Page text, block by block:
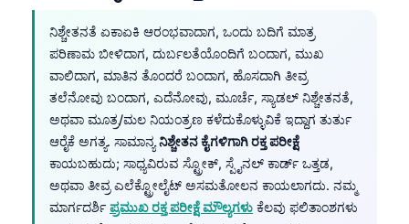
ನಿಶ್ಚೇತನತೆ ಏಕಾಏಕಿ ಆರಂಭವಾದಾಗ, ಒಂದು ಬದಿಗೆ ಮಾತ್ರ
ಪರಿಣಾಮ ಬೀಳಿದಾಗ, ದುರ್ಬಲತೆಯೊಂದಿಗೆ ಬಂದಾಗ, ಮುಖ
ವಾಲಿದಾಗ, ಮಾತಿನ ತೊಂದರೆ ಬಂದಾಗ, ಹೊಸದಾಗಿ ತೀವ್ರ
ತಲೆನೋವು ಬಂದಾಗ, ಎದೆನೋವು, ಮೂರ್ಚೆ, ಸ್ಯಾಡಲ್ ನಿಶ್ಚೇತನತೆ,
ಅಥವಾ ಮೂತ್ರ/ಮಲ ನಿಯಂತ್ರಣ ಕಳೆದುಕೊಳ್ಳುವಿಕೆ ಇದ್ದಾಗ ತುರ್ತು
ಆರೈಕೆ ಅಗತ್ಯ. ಸಾಮಾನ್ಯ ನಿಶ್ಚೇತನ ಕೈಗಳಿಗಾಗಿ ರಕ್ತ ಪರೀಕ್ಷೆ
ಕಾಯಬಹುದು; ಸಾಧ್ಯವಿರುವ ಸ್ಟ್ರೋಕ್, ಸ್ಪೈನಲ್ ಕಾರ್ಡ್ ಒತ್ತಡ,
ಅಥವಾ ತೀವ್ರ ಎಲೆಕ್ಟ್ರೋಲೈಟ್ ಅಸಮತೋಲನ ಕಾಯಲಾಗದು. ನಮ್ಮ
ಮಾರ್ಗದರ್ಶಿ ಪ್ರಮುಖ ರಕ್ತ ಪರೀಕ್ಷೆ ಮೌಲ್ಯಗಳು ಕೆಲವು ಫಲಿತಾಂಶಗಳು